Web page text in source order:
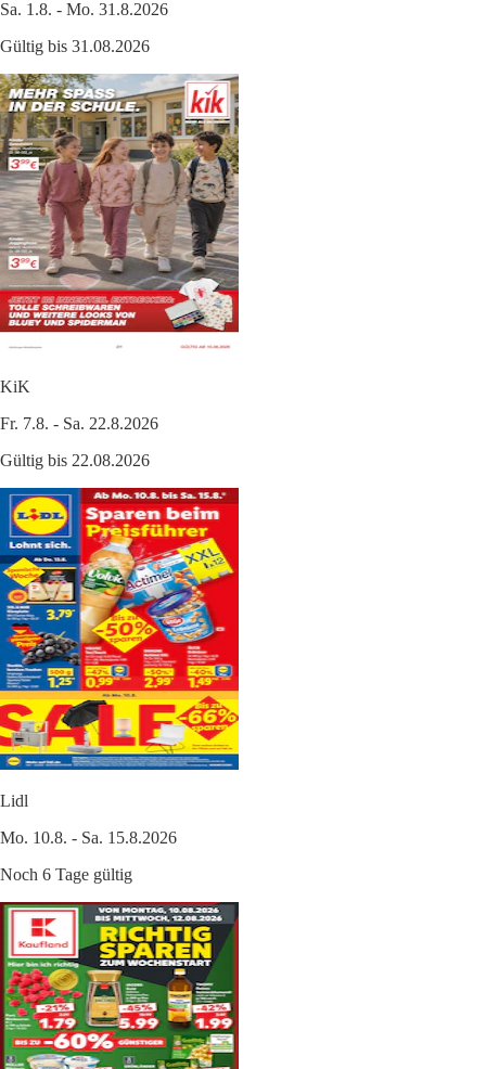
Sa. 1.8. - Mo. 31.8.2026
Gültig bis 31.08.2026
KiK
Fr. 7.8. - Sa. 22.8.2026
Gültig bis 22.08.2026
Lidl
Mo. 10.8. - Sa. 15.8.2026
Noch 6 Tage gültig